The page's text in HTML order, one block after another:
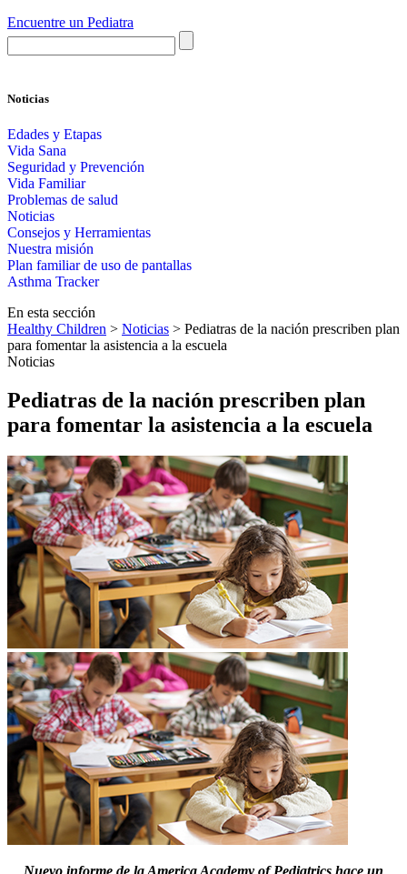
Encuentre un Pediatra
Noticias
Edades y Etapas
Vida Sana
Seguridad y Prevención
Vida Familiar
Problemas de salud
Noticias
Consejos y Herramientas
Nuestra misión
Plan familiar de uso de pantallas​​
Asthma Tracker
En esta sección
Healthy Children > Noticias > Pediatras de la nación prescriben plan
para fomentar la asistencia a la escuela
Noticias
Pediatras de la nación prescriben plan
para fomentar la asistencia a la escuela